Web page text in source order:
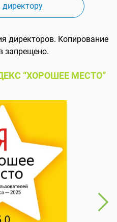
директоров. Копирование
запрещено.
“ХОРОШЕЕ МЕСТО”